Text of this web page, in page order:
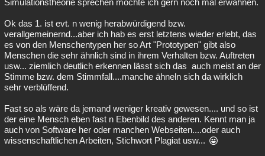
Ok das 1. ist evt. n wenig herabwürdigend bzw.
verallgemeinernd...aber ich hab es erst letztens wieder erlebt, das
es von den Menschentypen her so Art "Prototypen" gibt also
Menschen die sehr ähnlich sind in ihrem Verhalten bzw. Auftreten
usw... ziemlich deutlich erkennen lässt sich das auch meist an der
Stimme bzw. dem Stimmfall....manche ähneln sich da wirklich
sehr verblüffend.
Fast so als wäre da jemand weniger kreativ gewesen.... und so ist
der eine Mensch eben fast n Ebenbild des anderen. Kennt man ja
auch von Software her oder manchen Webseiten....oder auch
wissenschaftlichen Arbeiten, Stichwort Plagiat usw...